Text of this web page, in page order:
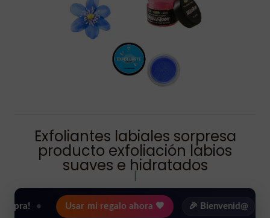
Exfoliantes labiales sorpresa
producto exfoliación labios
suaves e hidratados
Usar mi regalo ahora 🖤 🎉 Bienvenid@ 🔥 ¡Hasta